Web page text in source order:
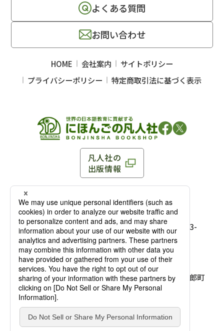
凡人社の
出版情報
〒102-0093 東京都千代田区平河町 1-3-13 8F
TEL：03-3263-3959／FAX：03-3263-3116
麹町店
〒102-0093 東京都千代田区平河町1-3-
13 8F［アクセス］
TEL：03-3239-8673／FAX：03-3263-
3116
大阪店
〒541-0056 大阪府大阪市中央区久太郎町
4-2-10
大西ビルディング 1階［
TEL：06-4256-2684／FAX：03-6733-
7887
よくある質問
お問い合わせ
HOME 会社案内
サイトポリシー
プライバシーポリシー
特定商取引法に基づく表示